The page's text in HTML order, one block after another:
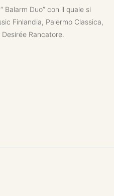
Duo” con il quale si
Finlandia, Palermo Classica,
Rancatore.